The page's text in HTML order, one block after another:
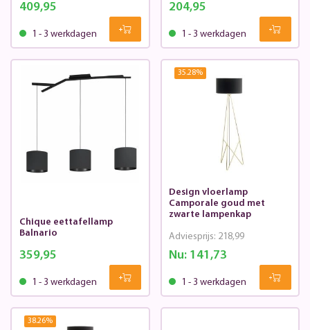
409,95
1 - 3 werkdagen
204,95
1 - 3 werkdagen
Chique eettafellamp
Balnario
359,95
1 - 3 werkdagen
35.28%
Design vloerlamp
Camporale goud met
zwarte lampenkap
Nu: 141,73
Adviesprijs: 218,99
1 - 3 werkdagen
38.26%